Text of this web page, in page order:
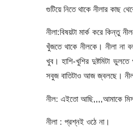
গুটিয়ে নিতে থাকে নীলার কাছ
নীলা:বিষয়টা মার্ক করে কিন্তু
খুঁজতে থাকে নীলকে। নীলা না
খুব। হাশি-খুশির দুষ্টমিটা
সবুজ বাতিটাও আজ জ্বলছে।
নীল: এইতো আছি,,,,আমাকে
নীলা : প্রশ্নই ওঠে না।